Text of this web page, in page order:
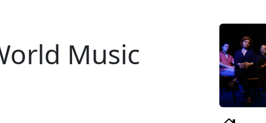
Music